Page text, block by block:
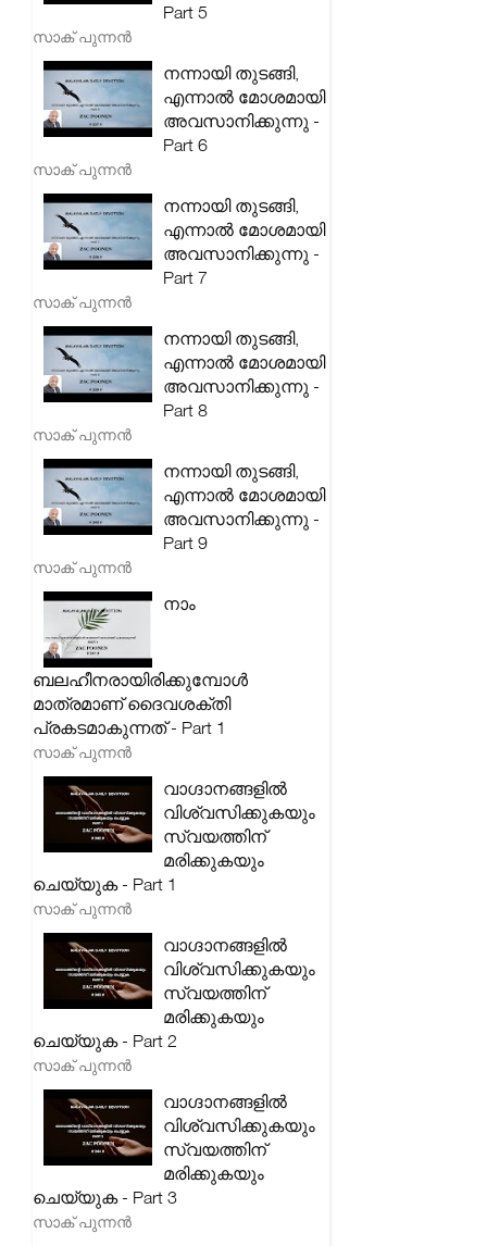
Part 5
സാക് പുന്നൻ
നന്നായി തുടങ്ങി,
എന്നാൽ മോശമായി
അവസാനിക്കുന്നു -
Part 6
സാക് പുന്നൻ
നന്നായി തുടങ്ങി,
എന്നാൽ മോശമായി
അവസാനിക്കുന്നു -
Part 7
സാക് പുന്നൻ
നന്നായി തുടങ്ങി,
എന്നാൽ മോശമായി
അവസാനിക്കുന്നു -
Part 8
സാക് പുന്നൻ
നന്നായി തുടങ്ങി,
എന്നാൽ മോശമായി
അവസാനിക്കുന്നു -
Part 9
സാക് പുന്നൻ
നാം
ബലഹീനരായിരിക്കുമ്പോൾ
മാത്രമാണ് ദൈവശക്തി
പ്രകടമാകുന്നത് - Part 1
സാക് പുന്നൻ
വാഗ്ദാനങ്ങളിൽ
വിശ്വസിക്കുകയും
സ്വയത്തിന്
മരിക്കുകയും
ചെയ്യുക - Part 1
സാക് പുന്നൻ
വാഗ്ദാനങ്ങളിൽ
വിശ്വസിക്കുകയും
സ്വയത്തിന്
മരിക്കുകയും
ചെയ്യുക - Part 2
സാക് പുന്നൻ
വാഗ്ദാനങ്ങളിൽ
വിശ്വസിക്കുകയും
സ്വയത്തിന്
മരിക്കുകയും
ചെയ്യുക - Part 3
സാക് പുന്നൻ